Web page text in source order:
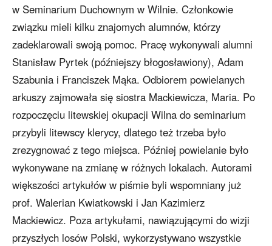
w Seminarium Duchownym w Wilnie. Członkowie
związku mieli kilku znajomych alumnów, którzy
zadeklarowali swoją pomoc. Pracę wykonywali alumni
Stanisław Pyrtek (późniejszy błogosławiony), Adam
Szabunia i Franciszek Mąka. Odbiorem powielanych
arkuszy zajmowała się siostra Mackiewicza, Maria. Po
rozpoczęciu litewskiej okupacji Wilna do seminarium
przybyli litewscy klerycy, dlatego też trzeba było
zrezygnować z tego miejsca. Później powielanie było
wykonywane na zmianę w różnych lokalach. Autorami
większości artykułów w piśmie byli wspomniany już
prof. Walerian Kwiatkowski i Jan Kazimierz
Mackiewicz. Poza artykułami, nawiązującymi do wizji
przyszłych losów Polski, wykorzystywano wszystkie